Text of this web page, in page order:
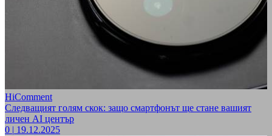
HiComment
Следващият голям скок: защо смартфонът ще стане вашият
личен AI център
0 | 19.12.2025